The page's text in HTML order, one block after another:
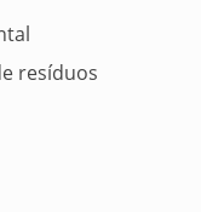
resíduos